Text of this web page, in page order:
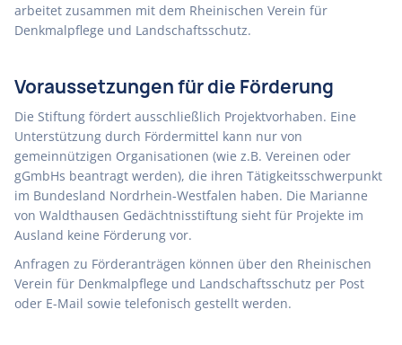
arbeitet zusammen mit dem Rheinischen Verein für
Denkmalpflege und Landschaftsschutz.
Voraussetzungen für die Förderung
Die Stiftung fördert ausschließlich Projektvorhaben. Eine
Unterstützung durch Fördermittel kann nur von
gemeinnützigen Organisationen (wie z.B. Vereinen oder
gGmbHs beantragt werden), die ihren Tätigkeitsschwerpunkt
im Bundesland Nordrhein-Westfalen haben. Die Marianne
von Waldthausen Gedächtnisstiftung sieht für Projekte im
Ausland keine Förderung vor.
Anfragen zu Förderanträgen können über den Rheinischen
Verein für Denkmalpflege und Landschaftsschutz per Post
oder E-Mail sowie telefonisch gestellt werden.